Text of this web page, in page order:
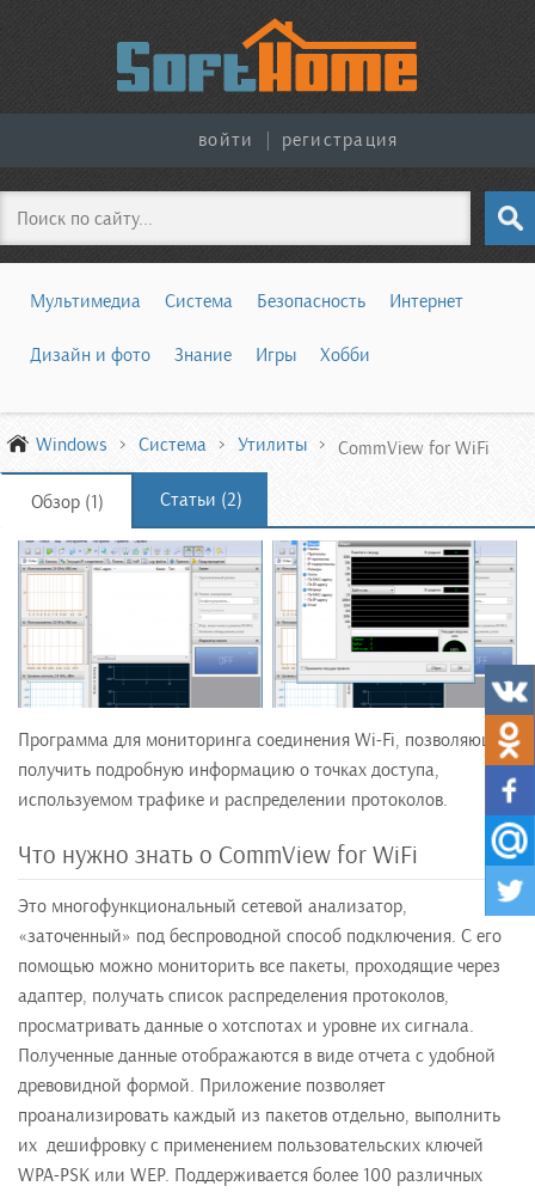
войти регистрация
Поиск
Мультимедиа Система Безопасность Интернет
Дизайн и фото Знание Игры Хобби
Windows Система Утилиты CommView for WiFi
Обзор (1) Статьи (2)
Программа для мониторинга соединения Wi-Fi, позволяющая
получить подробную информацию о точках доступа,
используемом трафике и распределении протоколов.
Что нужно знать о CommView for WiFi
Это многофункциональный сетевой анализатор,
«заточенный» под беспроводной способ подключения. С его
помощью можно мониторить все пакеты, проходящие через
адаптер, получать список распределения протоколов,
просматривать данные о хотспотах и уровне их сигнала.
Полученные данные отображаются в виде отчета с удобной
древовидной формой. Приложение позволяет
проанализировать каждый из пакетов отдельно, выполнить
их дешифровку с применением пользовательских ключей
WPA-PSK или WEP. Поддерживается более 100 различных